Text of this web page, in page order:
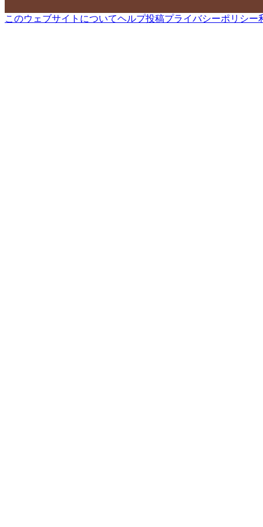
このウェブサイトについてヘルプ投稿プライバシーポリシー